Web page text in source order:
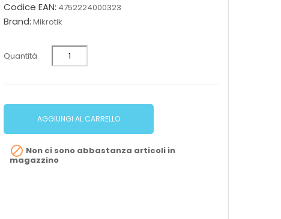
Codice EAN: 4752224000323
Brand: Mikrotik
Quantità
AGGIUNGI AL CARRELLO
 Non ci sono abbastanza articoli in
magazzino